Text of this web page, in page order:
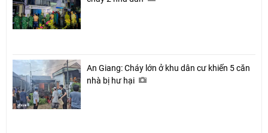
An Giang: Cháy lớn ở khu dân cư khiến 5 căn
nhà bị hư hại